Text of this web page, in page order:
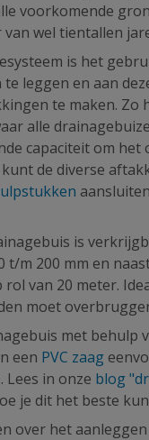
voorkomende
van wel tientallen
is het
leggen en aan
te maken. Zo
alle
capaciteit om
kunt de diverse
is
t/m 200 mm en
van 20 meter.
moet
met behulp
een PVC zaag
Lees in onze blog
je dit het beste
over het